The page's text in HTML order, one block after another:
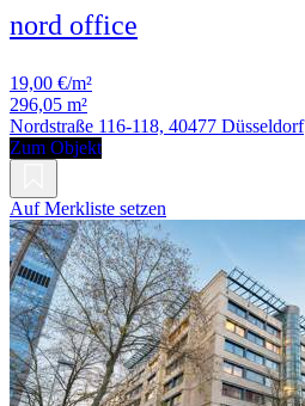
nord office
19,00 €/m²
296,05 m²
Nordstraße 116-118, 40477 Düsseldorf
Zum Objekt
Auf Merkliste setzen